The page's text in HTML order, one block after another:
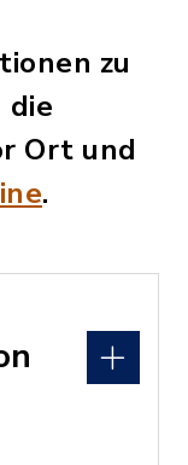
zu
die
Ort und
.